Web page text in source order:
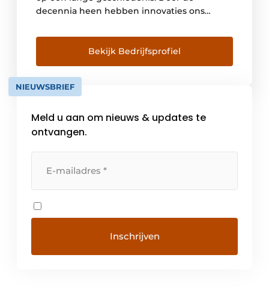
decennia heen hebben innovaties ons
gevoed. Wij opereren met een netwerk van
meer dan 80 organisaties wereldwijd, die
verkoopondersteuning en technische
service bieden, en zorgen voor
klantnabijheid, wat van vitaal […]
Bekijk Bedrijfsprofiel
NIEUWSBRIEF
Meld u aan om nieuws & updates te
ontvangen.